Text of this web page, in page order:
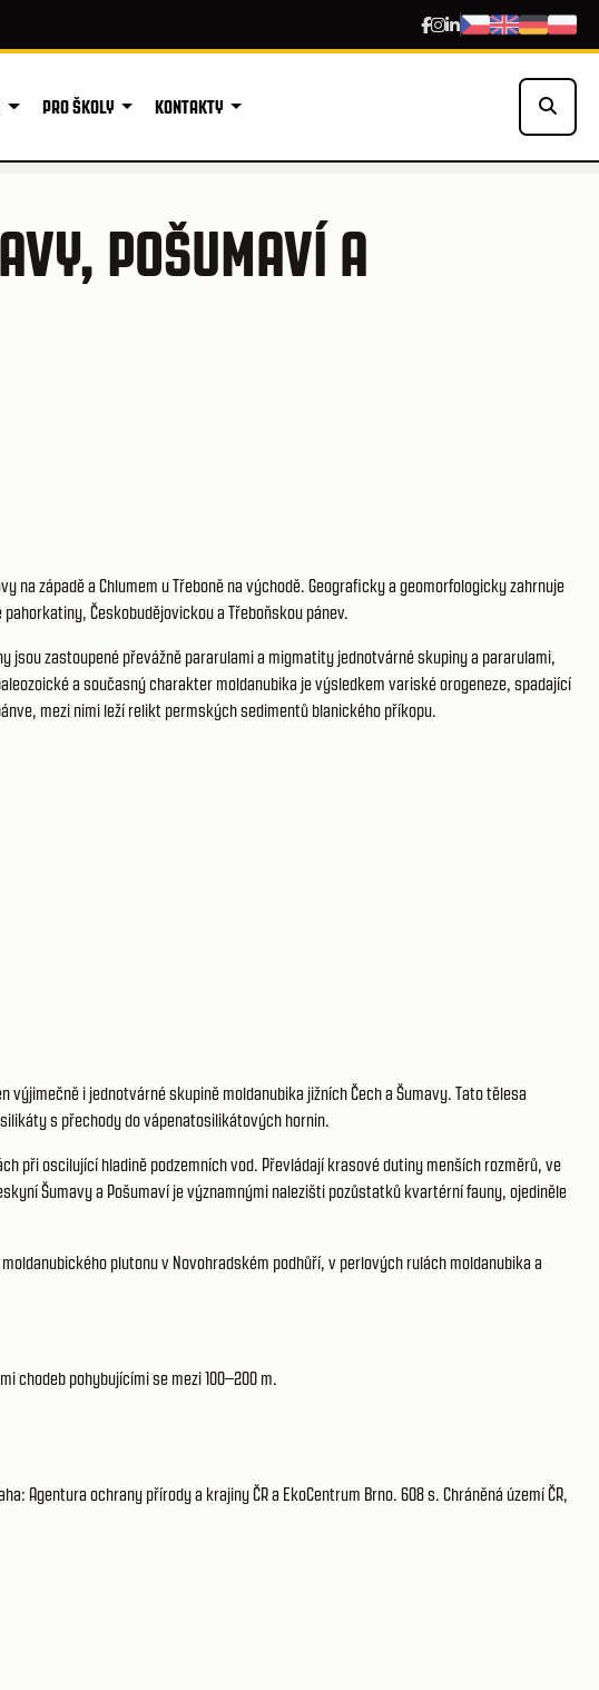
PRO ŠKOLY KONTAKTY
POŠUMAVÍ A
západě a Chlumem u Třeboně na východě. Geograficky a geomorfologicky zahrnuje
Českobudějovickou a Třeboňskou pánev.
zastoupené převážně pararulami a migmatity jednotvárné skupiny a pararulami,
a současný charakter moldanubika je výsledkem variské orogeneze, spadající
mezi nimi leží relikt permských sedimentů blanického příkopu.
i jednotvárné skupině moldanubika jižních Čech a Šumavy. Tato tělesa
s přechody do vápenatosilikátových hornin.
při oscilující hladině podzemních vod. Převládají krasové dutiny menších rozměrů, ve
Šumavy a Pošumaví je významnými nalezišti pozůstatků kvartérní fauny, ojediněle
plutonu v Novohradském podhůří, v perlových rulách moldanubika a
chodeb pohybujícími se mezi 100–200 m.
Agentura ochrany přírody a krajiny ČR a EkoCentrum Brno. 608 s. Chráněná území ČR,